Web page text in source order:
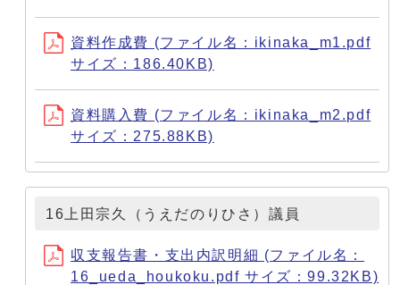
資料作成費 (ファイル名：ikinaka_m1.pdf
サイズ：186.40KB)
資料購入費 (ファイル名：ikinaka_m2.pdf
サイズ：275.88KB)
16上田宗久（うえだのりひさ）議員
収支報告書・支出内訳明細 (ファイル名：
16_ueda_houkoku.pdf サイズ：99.32KB)